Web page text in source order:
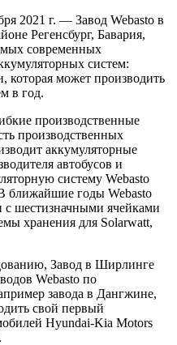
2021 г. — Завод Webasto в
Регенсбург, Бавария,
современных
систем:
может производить
в год.
производственные
производственных
аккумуляторные
автобусов и
систему Webasto
ближайшие годы Webasto
с шестизначными ячейками
хранения для Solarwatt,
Завод в Ширлинге
Webasto по
завода в Дангжине,
свой первый
Hyundai-Kia Motors